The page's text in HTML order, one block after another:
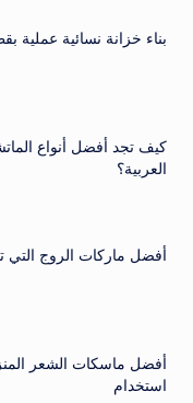
بناء خزانة نسائية عملية
كيف تجد أفضل أنواع
العربية؟
أفضل ماركات الروج التي
أفضل ماسكات الشعر
استخدام